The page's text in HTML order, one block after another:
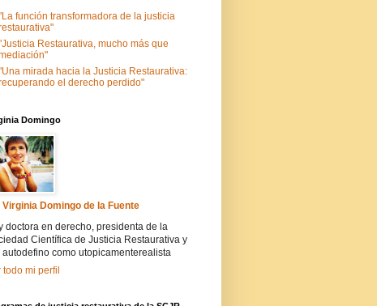
función transformadora de la justicia
Restaurativa, mucho más que
mirada hacia la Justicia Restaurativa:
el derecho perdido"
Domingo
Virginia Domingo de la Fuente
doctora en derecho, presidenta de la
Científica de Justicia Restaurativa y
autodefino como utopicamenterealista
todo mi perfil